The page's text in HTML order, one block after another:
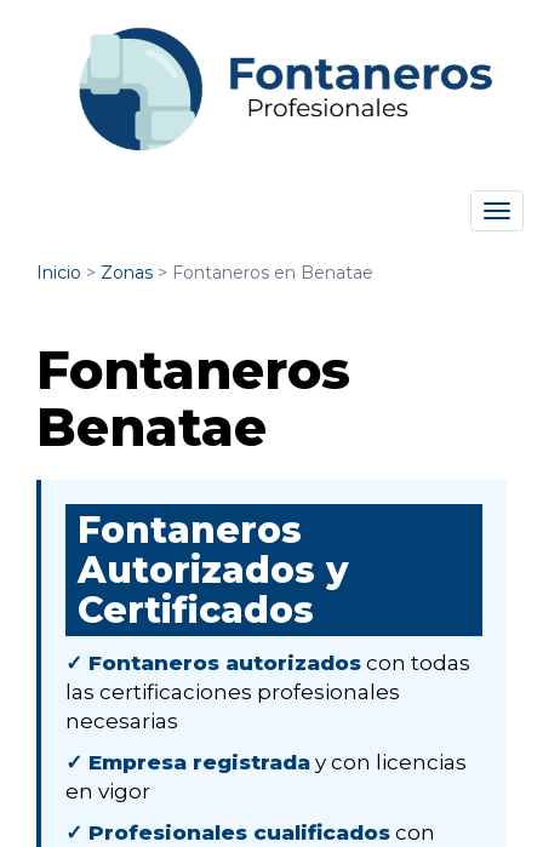
Inicio > Zonas > Fontaneros en Benatae
Fontaneros
Benatae
Fontaneros
Autorizados y
Certificados
✓ Fontaneros autorizados con todas
las certificaciones profesionales
necesarias
✓ Empresa registrada y con licencias
en vigor
✓ Profesionales cualificados con